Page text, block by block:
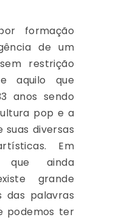
formação
de um
restrição
aquilo que
anos sendo
pop e a
diversas
Em
que ainda
grande
das palavras
podemos ter